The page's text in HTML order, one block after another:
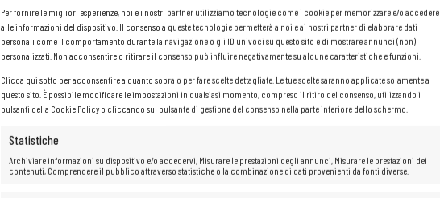
Per fornire le migliori esperienze, noi e i nostri partner utilizziamo tecnologie come i cookie per memorizzare e/o accedere
alle informazioni del dispositivo. Il consenso a queste tecnologie permetterà a noi e ai nostri partner di elaborare dati
personali come il comportamento durante la navigazione o gli ID univoci su questo sito e di mostrare annunci (non)
personalizzati. Non acconsentire o ritirare il consenso può influire negativamente su alcune caratteristiche e funzioni.
Clicca qui sotto per acconsentire a quanto sopra o per fare scelte dettagliate. Le tue scelte saranno applicate solamente a
questo sito. È possibile modificare le impostazioni in qualsiasi momento, compreso il ritiro del consenso, utilizzando i
pulsanti della Cookie Policy o cliccando sul pulsante di gestione del consenso nella parte inferiore dello schermo.
Statistiche
Archiviare informazioni su dispositivo e/o accedervi, Misurare le prestazioni degli annunci, Misurare le prestazioni dei
contenuti, Comprendere il pubblico attraverso statistiche o la combinazione di dati provenienti da fonti diverse.